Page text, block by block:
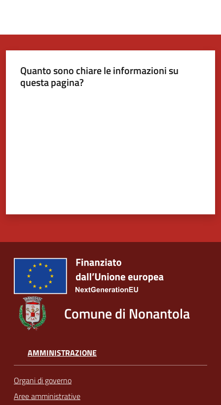
Quanto sono chiare le informazioni su
questa pagina?
Comune di Nonantola
AMMINISTRAZIONE
Organi di governo
Aree amministrative